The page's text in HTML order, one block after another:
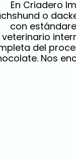
En Criadero
o
con
veterinario
del
Nos